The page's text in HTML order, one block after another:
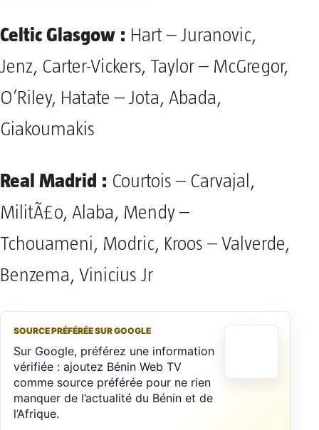
Celtic Glasgow : Hart – Juranovic,
Jenz, Carter-Vickers, Taylor – McGregor,
O’Riley, Hatate – Jota, Abada,
Giakoumakis
Real Madrid : Courtois – Carvajal,
MilitÃ£o, Alaba, Mendy –
Tchouameni, Modric, Kroos – Valverde,
Benzema, Vinicius Jr
SOURCE PRÉFÉRÉE SUR GOOGLE
Sur Google, préférez une information
vérifiée : ajoutez Bénin Web TV
comme source préférée pour ne rien
manquer de l’actualité du Bénin et de
l’Afrique.